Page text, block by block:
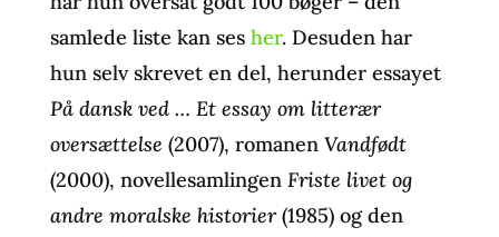
samlede liste kan ses her. Desuden har
hun selv skrevet en del, herunder essayet
På dansk ved … Et essay om litterær
oversættelse (2007), romanen Vandfødt
(2000), novellesamlingen Friste livet og
andre moralske historier(1985) og den